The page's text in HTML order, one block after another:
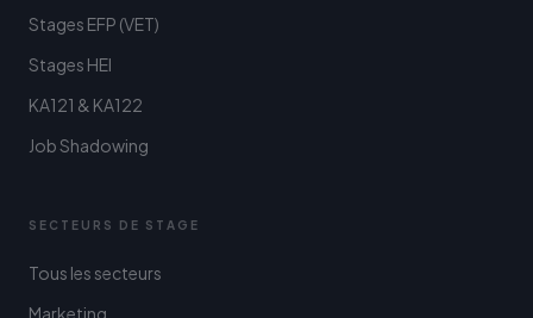
Stages EFP (VET)
Stages HEI
KA121 & KA122
Job Shadowing
SECTEURS DE STAGE
Tous les secteurs
Marketing